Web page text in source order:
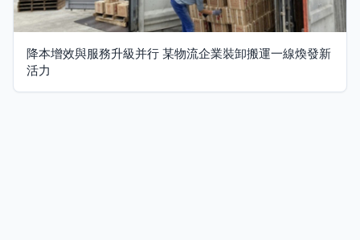
降本增效與服務升級并行 某物流企業裝卸搬運一線煥發新
活力